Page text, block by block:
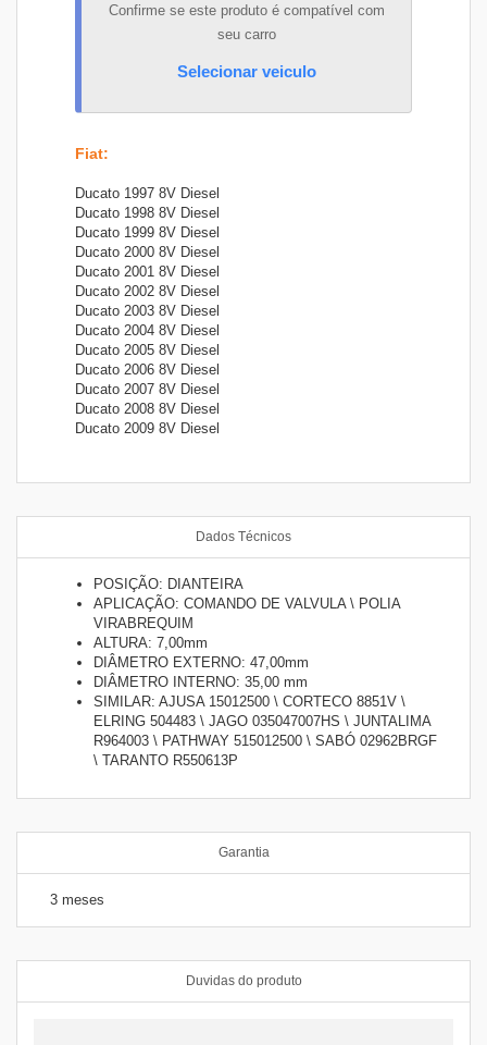
Confirme se este produto é compatível com
seu carro
Selecionar veiculo
Fiat:
Ducato 1997 8V Diesel
Ducato 1998 8V Diesel
Ducato 1999 8V Diesel
Ducato 2000 8V Diesel
Ducato 2001 8V Diesel
Ducato 2002 8V Diesel
Ducato 2003 8V Diesel
Ducato 2004 8V Diesel
Ducato 2005 8V Diesel
Ducato 2006 8V Diesel
Ducato 2007 8V Diesel
Ducato 2008 8V Diesel
Ducato 2009 8V Diesel
Dados Técnicos
POSIÇÃO: DIANTEIRA
APLICAÇÃO: COMANDO DE VALVULA \ POLIA
VIRABREQUIM
ALTURA: 7,00mm
DIÂMETRO EXTERNO: 47,00mm
DIÂMETRO INTERNO: 35,00 mm
SIMILAR: AJUSA 15012500 \ CORTECO 8851V \
ELRING 504483 \ JAGO 035047007HS \ JUNTALIMA
R964003 \ PATHWAY 515012500 \ SABÓ 02962BRGF
\ TARANTO R550613P
Garantia
3 meses
Duvidas do produto